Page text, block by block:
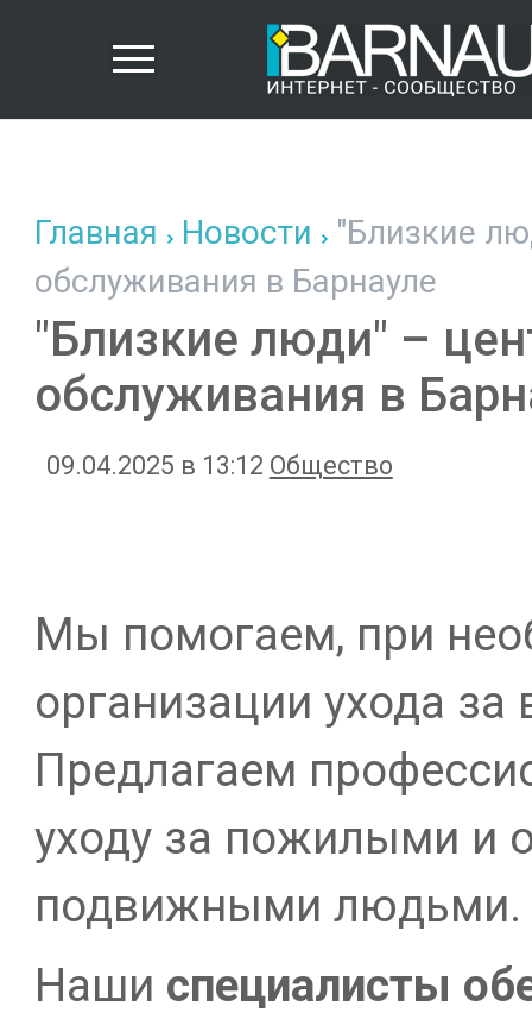
Главная Новости "Близкие
обслуживания в Барнауле
"Близкие люди" –
обслуживания в
09.04.2025 в 13:12 Общество
Мы помогаем, при
организации ухода
Предлагаем
уходу за пожилыми и
подвижными людьми.
Наши специалисты